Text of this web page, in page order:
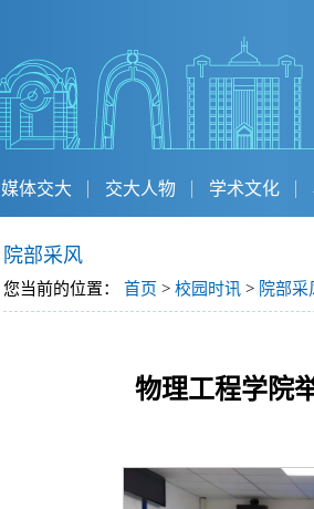
媒体交大 交大人物 学术文化
院部采风
您当前的位置： 首页 > 校园时讯> 院部采
物理工程学院